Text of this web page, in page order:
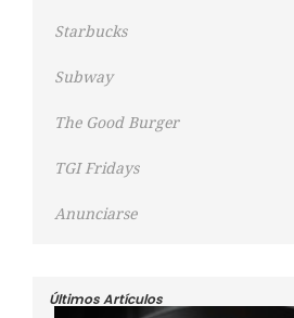
Starbucks
Subway
The Good Burger
TGI Fridays
Anunciarse
Últimos Artículos